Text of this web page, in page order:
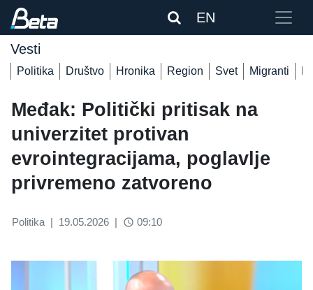
EN
Vesti
Politika Društvo Hronika Region Svet Migranti
Međak: Politički pritisak na
univerzitet protivan
evrointegracijama, poglavlje
privremeno zatvoreno
Politika | 19.05.2026 | access_time 09:10